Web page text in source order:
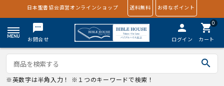
日本聖書協会直営オンラインショップ 送料無料 お得なポイント
textsms
お問合せ
person
ログイン
0
shopping_cart
カート
search
※英数字は半角入力！ ※１つのキーワードで検索！